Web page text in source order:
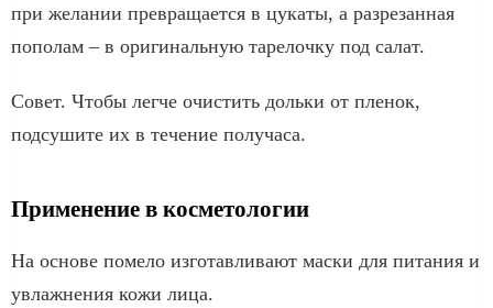
при желании превращается в цукаты, а разрезанная
пополам – в оригинальную тарелочку под салат.
Совет. Чтобы легче очистить дольки от пленок,
подсушите их в течение получаса.
Применение в косметологии
На основе помело изготавливают маски для питания и
увлажнения кожи лица.